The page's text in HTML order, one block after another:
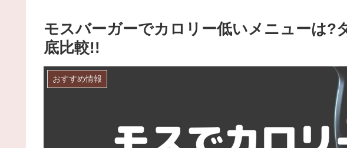
モスバーガーでカロリー低いメニューは?
底比較!!
おすすめ情報